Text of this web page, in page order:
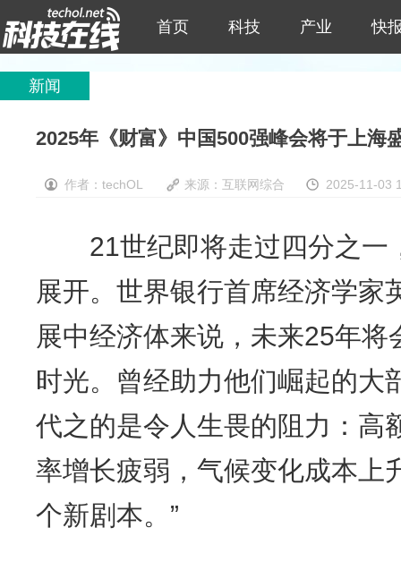
首页 科技 产业 快
新闻
2025年《财富》中国500强峰会将于上海
作者：techOL 来源：互联网综合 2025-11-03
21世纪即将走过四分之一
展开。世界银行首席经济学家
展中经济体来说，未来25年
时光。曾经助力他们崛起的大
代之的是令人生畏的阻力：高
率增长疲弱，气候变化成本上
个新剧本。”